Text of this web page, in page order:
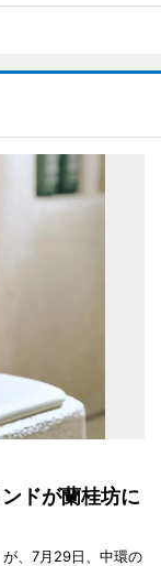
ドが蘭桂坊に
、7月29日、中環の